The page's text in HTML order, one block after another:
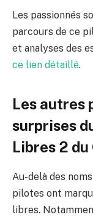
Les passionnés
parcours de ce
et analyses des
ce lien détaillé.
Les autres
surprises
Libres 2 du
Au-delà des
pilotes ont
libres.